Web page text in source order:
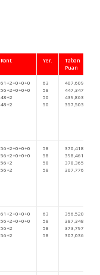
Kont. Yer.
Taban
Puan
61+2+0+0+0
56+2+0+0+0
48+2
48+2
63
58
50
50
407,60901
447,34799
439,86375
357,50352
56+2+0+0+0
56+2+0+0+0
56+2
56+2
58
58
58
58
370,4183
398,46191
378,36503
307,77670
61+2+0+0+0
56+2+0+0+0
56+2
56+2
63
58
58
58
356,52024
387,34874
373,79703
307,03651